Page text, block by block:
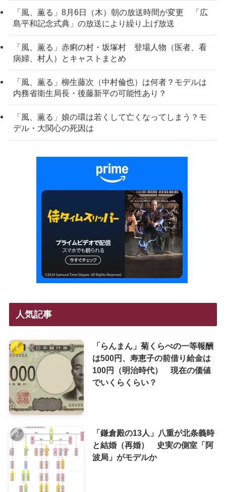
「風、薫る」8月6日（木）朝の放送時間が変更 「広
島平和記念式典」の放送により繰り上げ放送
「風、薫る」赤痢の村・坂塚村 登場人物（医者、看
病婦、村人）とキャストまとめ
「風、薫る」柳生藤次（中村倫也）は何者？モデルは
内務省衛生局長・後藤新平の可能性あり？
「風、薫る」娘の環は若くして亡くなってしまう？モ
デル・大関心の死因は
人気記事
「らんまん」菊くらべの一等報酬
は500円、寿恵子の前借り給金は
100円（明治時代） 現在の価値
でいくらくらい？
「鎌倉殿の13人」八重が北条義時
と結婚（再婚） 史実の側室「阿
波局」がモデルか